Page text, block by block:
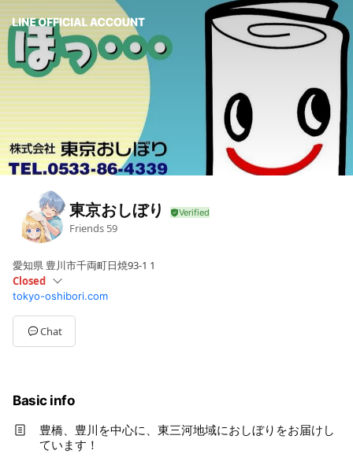
東京おしぼり
Friends 59
愛知県 豊川市千両町日焼93-1 1
Closed
SunClosed
Mon08:30 - 17:00
Tue08:30 - 17:00
WedClosed
tokyo-oshibori.com
Chat
Basic info
豊橋、豊川を中心に、東三河地域におしぼりをお届けし
ています！